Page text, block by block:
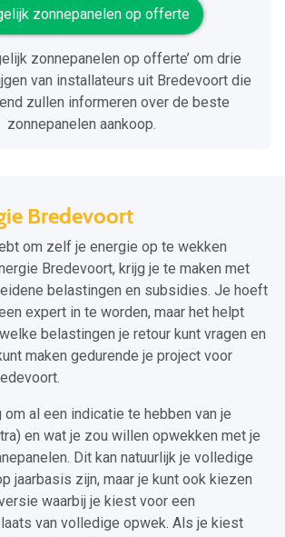
zonnepanelen op offerte
zonnepanelen op offerte’ om drie
van installateurs uit Bredevoort die
zullen informeren over de beste
zonnepanelen aankoop.
Bredevoort
om zelf je energie op te wekken
Bredevoort, krijg je te maken met
belastingen en subsidies. Je hoeft
expert in te worden, maar het helpt
belastingen je retour kunt vragen en
maken gedurende je project voor
al een indicatie te hebben van je
en wat je zou willen opwekken met je
Dit kan natuurlijk je volledige
jaarbasis zijn, maar je kunt ook kiezen
waarbij je kiest voor een
van volledige opwek. Als je kiest